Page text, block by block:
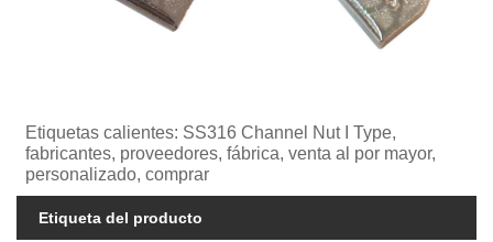
Etiquetas calientes: SS316 Channel Nut I Type,
fabricantes, proveedores, fábrica, venta al por mayor,
personalizado, comprar
Etiqueta del producto